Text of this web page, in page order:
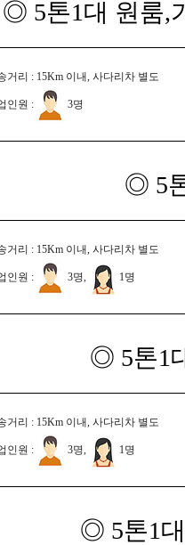
◎ 5톤1대 원룸,
거리 : 15Km 이내, 사다리차 별도
인원 : 3명
◎ 5
거리 : 15Km 이내, 사다리차 별도
인원 : 3명, 1명
◎ 5톤1
거리 : 15Km 이내, 사다리차 별도
인원 : 3명, 1명
◎ 5톤1